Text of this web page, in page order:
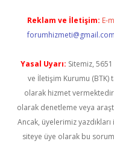
Reklam ve İletişim: E-
forumhizmeti@gmail.com
Yasal Uyarı: Sitemiz,
ve İletişim Kurumu (BTK)
olarak hizmet
olarak denetleme veya
Ancak, üyelerimiz
siteye üye olarak bu